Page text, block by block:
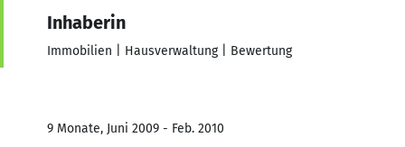
Inhaberin
Immobilien | Hausverwaltung | Bewertung
9 Monate, Juni 2009 - Feb. 2010